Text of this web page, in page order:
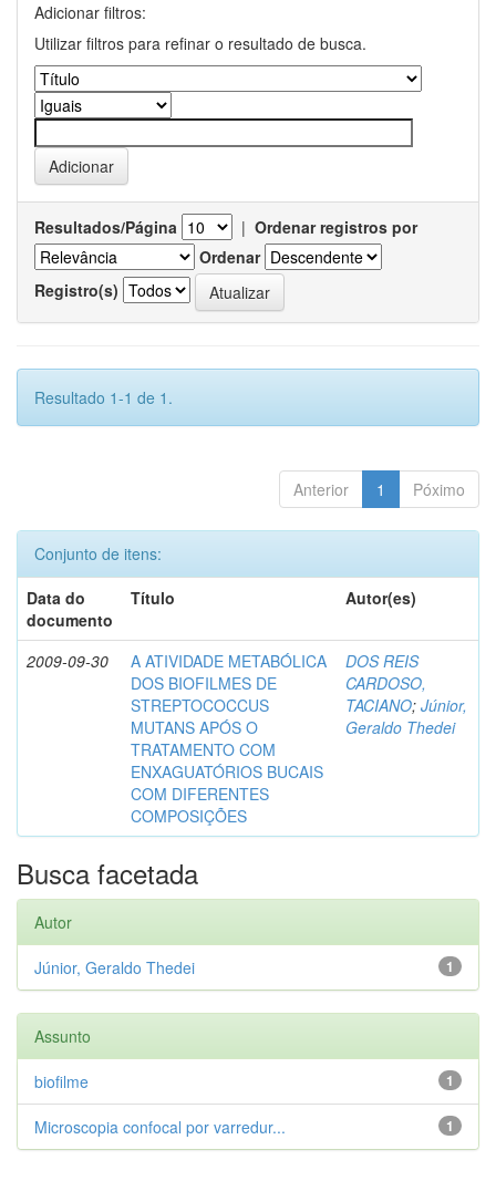
Adicionar filtros:
Utilizar filtros para refinar o resultado de busca.
Resultados/Página | Ordenar registros por
Ordenar
Registro(s)
Resultado 1-1 de 1.
Anterior 1 Póximo
Conjunto de itens:
Data do
documento
Título Autor(es)
2009-09-30
A ATIVIDADE METABÓLICA
DOS BIOFILMES DE
STREPTOCOCCUS
MUTANS APÓS O
TRATAMENTO COM
ENXAGUATÓRIOS BUCAIS
COM DIFERENTES
COMPOSIÇÕES
DOS REIS
CARDOSO,
TACIANO; Júnior,
Geraldo Thedei
Busca facetada
Autor
1
Júnior, Geraldo Thedei
Assunto
1
biofilme
1
Microscopia confocal por varredur...